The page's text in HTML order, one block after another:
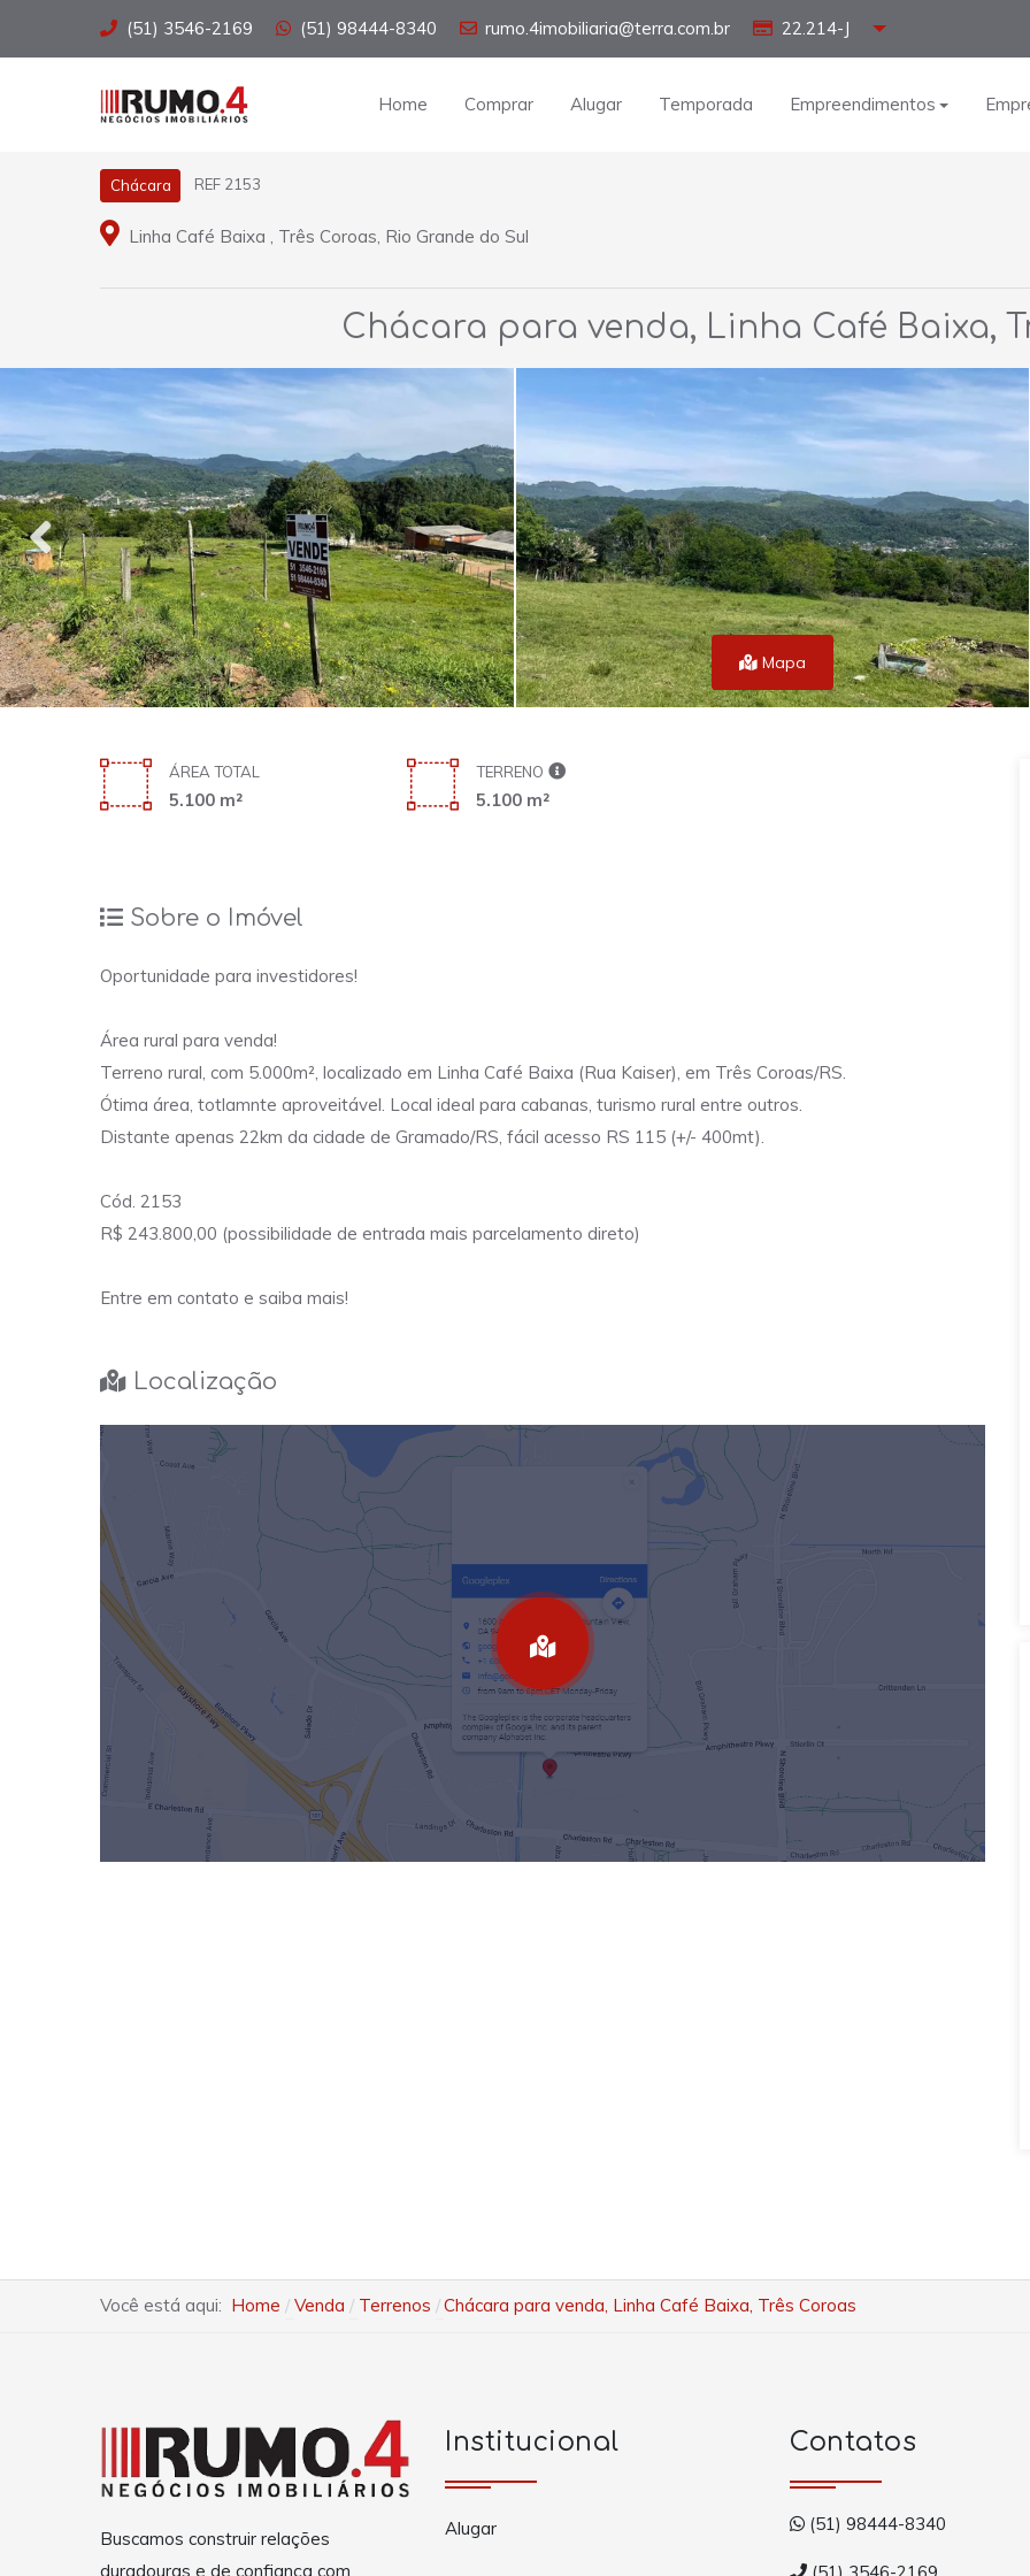
(51) 3546-2169 (51) 98444-8340 rumo.4imobiliaria@terra.com.br 22.214-J
Home Comprar Alugar Temporada Empreendimentos
Chácara REF 2153
Linha Café Baixa , Três Coroas, Rio Grande do Sul
Chácara para venda, Linha Café Baixa,
Mapa
ÁREA TOTAL
5.100 m²
TERRENO
5.100 m²
Sobre o Imóvel
Oportunidade para investidores!
Área rural para venda!
Terreno rural, com 5.000m², localizado em Linha Café Baixa (Rua Kaiser), em Três Coroas/RS.
Ótima área, totlamnte aproveitável. Local ideal para cabanas, turismo rural entre outros.
Distante apenas 22km da cidade de Gramado/RS, fácil acesso RS 115 (+/- 400mt).
Cód. 2153
R$ 243.800,00 (possibilidade de entrada mais parcelamento direto)
Entre em contato e saiba mais!
Localização
Você está aqui: Home Venda Terrenos Chácara para venda, Linha Café Baixa, Três Coroas
Buscamos construir relações
duradouras e de confiança com
Institucional
Alugar
Contatos
(51) 98444-8340